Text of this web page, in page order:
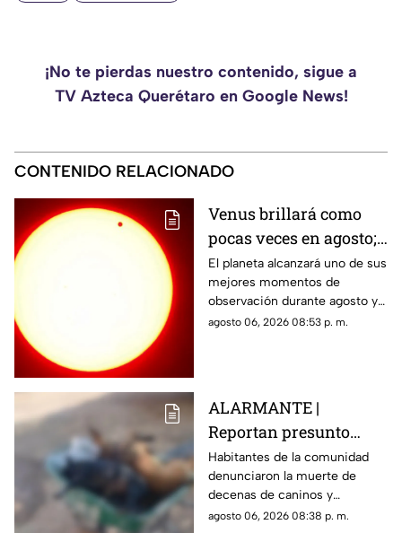
¡No te pierdas nuestro contenido, sigue a
TV Azteca Querétaro en Google News!
CONTENIDO RELACIONADO
Venus brillará como
pocas veces en agosto;
a esta hora podrás
verlo durante este mes
El planeta alcanzará uno de sus
mejores momentos de
observación durante agosto y
podrá distinguirse sin
agosto 06, 2026 08:53 p. m.
ALARMANTE |
Reportan presunto
env3nen4miento de al
menos 23 perros en
esta zona de Querétaro:
IMAGENES SENSIBLES
Habitantes de la comunidad
denunciaron la muerte de
decenas de caninos y
solicitaron que se esclarezcan
agosto 06, 2026 08:38 p. m.